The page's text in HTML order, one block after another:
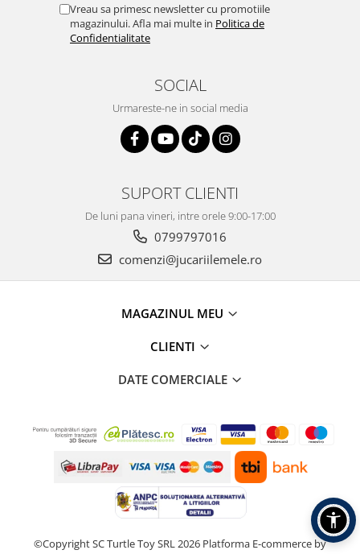
Vreau sa primesc newsletter cu promotiile
magazinului. Afla mai multe in Politica de
Confidentialitate
SOCIAL
Urmareste-ne in social media
SUPORT CLIENTI
De luni pana vineri, intre orele 9:00-17:00
0799797016
comenzi@jucariilemele.ro
MAGAZINUL MEU
CLIENTI
DATE COMERCIALE
©Copyright SC Turtle Toy SRL 2026 Platforma E-commerce by